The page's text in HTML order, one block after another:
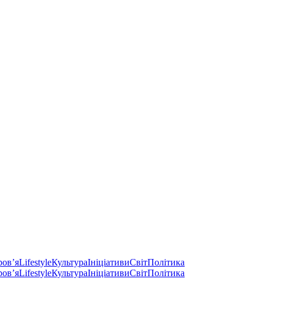
LifestyleКультураІніціативиСвітПолітика
LifestyleКультураІніціативиСвітПолітика